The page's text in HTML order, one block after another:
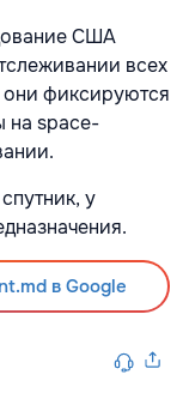
США
всех
фиксируются
на space-
у
в Google